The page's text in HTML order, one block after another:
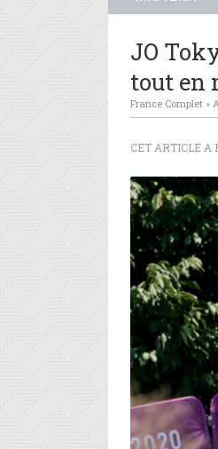
JO
tout en
France Complet »
CET ARTICLE A